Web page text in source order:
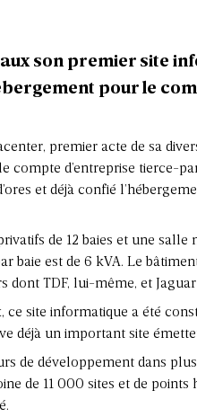
son premier site
pour le
premier acte de sa
compte d’entreprise tierce-
et déjà confié
de 12 baies et une salle
baie est de 6 kVA. Le
dont TDF, lui-même, et
ce site informatique a été
déjà un important site
de développement dans
de 11 000 sites et de